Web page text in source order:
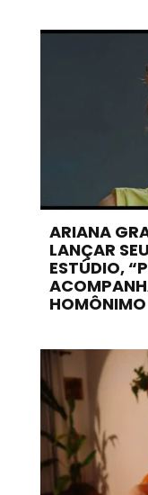
ARIANA
LANÇAR
ESTÚDIO,
HOMÔNIMO